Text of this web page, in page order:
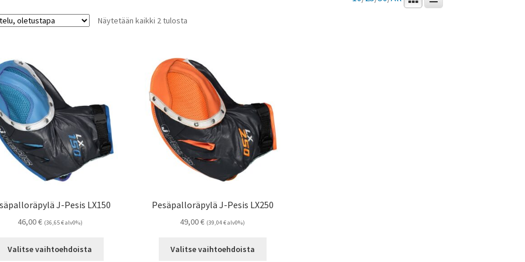
Näytetään kaikki 2 tulosta
J-Pesis LX150
46,00€ (36,65€alv0%)
Valitse vaihtoehdoista
Pesäpalloräpylä J-Pesis LX250
49,00€ (39,04€alv0%)
Valitse vaihtoehdoista